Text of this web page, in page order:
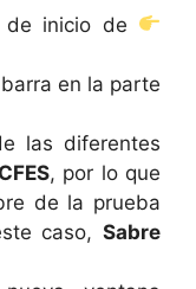
de inicio de
en la parte
las diferentes
, por lo que
de la prueba
caso, Sabre